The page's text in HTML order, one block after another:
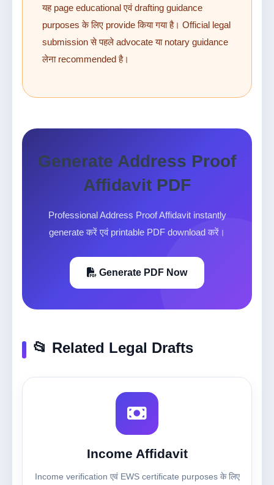
यह page educational एवं drafting guidance
purposes के लिए provide किया गया है। Official legal
submission से पहले advocate या notary guidance
लेना recommended है।
Generate Address Proof
Affidavit PDF
Professional Address Proof Affidavit instantly
generate करें एवं printable PDF download करें।
Generate PDF Now
📂 Related Legal Drafts
Income Affidavit
Income verification एवं EWS certificate purposes के लिए